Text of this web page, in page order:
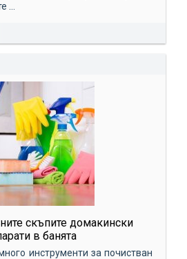
...
скъпите домакински
в банята
инструменти за почистван